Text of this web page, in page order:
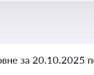
за 20.10.2025